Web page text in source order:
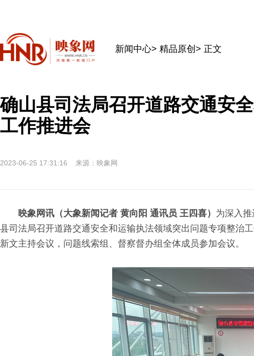
新闻中心> 精品原创 > 正文
确山县司法局召开道路交通安
工作推进会
2023-06-25 17:31:16 来源：映象网
映象网讯（大象新闻记者 黄向阳 通讯员 王四喜） 为深入
县司法局召开道路交通安全和运输执法领域突出问题专项整治
新文主持会议，问题线索组、督察督办组全体成员参加会议。